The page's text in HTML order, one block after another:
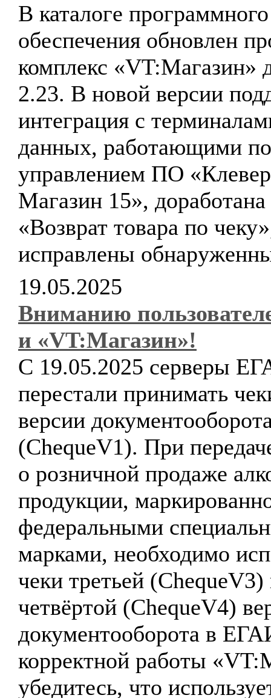
В каталоге программного
обеспечения обновлен
комплекс «VT:Магазин»
2.23. В новой версии
интеграция с
данных, работающими
управлением ПО
Магазин 15»,
«Возврат товара по
исправлены
19.05.2025
Вниманию
и «VT:Магазин»!
С 19.05.2025 серверы
перестали принимать
версии
(ChequeV1). При
о розничной продаже
продукции,
федеральными
марками, необходимо
чеки третьей
четвёртой (ChequeV4)
документооборота в
корректной работы
убедитесь, что